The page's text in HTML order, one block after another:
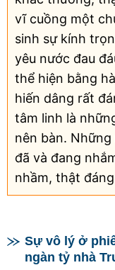
vĩ cuồng một
sinh sự kính
yêu nước đau
thể hiện bằng
hiến dâng rất
tâm linh là
nên bàn.
đã và đang
nhầm, thật
Sự vô lý ở
ngàn tỷ nhà